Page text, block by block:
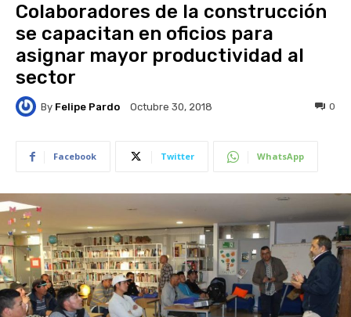
Colaboradores de la construcción
se capacitan en oficios para
asignar mayor productividad al
sector
By Felipe Pardo Octubre 30, 2018 0
Facebook Twitter WhatsApp